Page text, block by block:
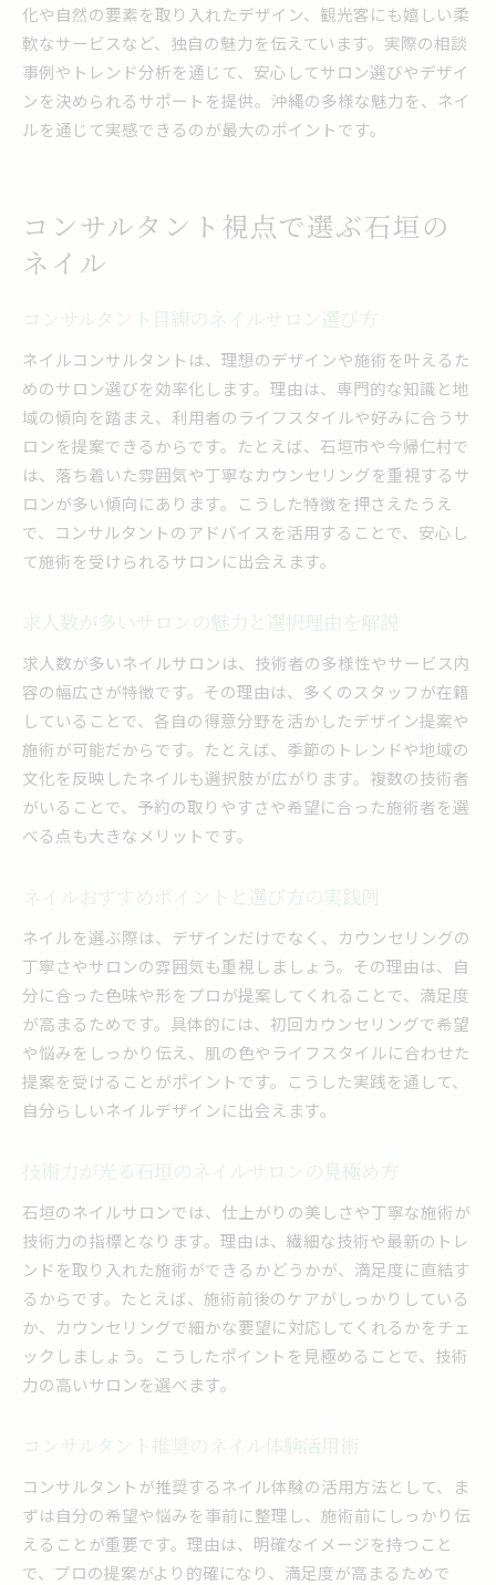
化や自然の要素を取り入れたデザイン、観光客にも嬉しい柔
軟なサービスなど、独自の魅力を伝えています。実際の相談
事例やトレンド分析を通じて、安心してサロン選びやデザイ
ンを決められるサポートを提供。沖縄の多様な魅力を、ネイ
ルを通じて実感できるのが最大のポイントです。
コンサルタント視点で選ぶ石垣の
ネイル
コンサルタント目線のネイルサロン選び方
ネイルコンサルタントは、理想のデザインや施術を叶えるた
めのサロン選びを効率化します。理由は、専門的な知識と地
域の傾向を踏まえ、利用者のライフスタイルや好みに合うサ
ロンを提案できるからです。たとえば、石垣市や今帰仁村で
は、落ち着いた雰囲気や丁寧なカウンセリングを重視するサ
ロンが多い傾向にあります。こうした特徴を押さえたうえ
で、コンサルタントのアドバイスを活用することで、安心し
て施術を受けられるサロンに出会えます。
求人数が多いサロンの魅力と選択理由を解説
求人数が多いネイルサロンは、技術者の多様性やサービス内
容の幅広さが特徴です。その理由は、多くのスタッフが在籍
していることで、各自の得意分野を活かしたデザイン提案や
施術が可能だからです。たとえば、季節のトレンドや地域の
文化を反映したネイルも選択肢が広がります。複数の技術者
がいることで、予約の取りやすさや希望に合った施術者を選
べる点も大きなメリットです。
ネイルおすすめポイントと選び方の実践例
ネイルを選ぶ際は、デザインだけでなく、カウンセリングの
丁寧さやサロンの雰囲気も重視しましょう。その理由は、自
分に合った色味や形をプロが提案してくれることで、満足度
が高まるためです。具体的には、初回カウンセリングで希望
や悩みをしっかり伝え、肌の色やライフスタイルに合わせた
提案を受けることがポイントです。こうした実践を通して、
自分らしいネイルデザインに出会えます。
技術力が光る石垣のネイルサロンの見極め方
石垣のネイルサロンでは、仕上がりの美しさや丁寧な施術が
技術力の指標となります。理由は、繊細な技術や最新のトレ
ンドを取り入れた施術ができるかどうかが、満足度に直結す
るからです。たとえば、施術前後のケアがしっかりしている
か、カウンセリングで細かな要望に対応してくれるかをチェ
ックしましょう。こうしたポイントを見極めることで、技術
力の高いサロンを選べます。
コンサルタント推奨のネイル体験活用術
コンサルタントが推奨するネイル体験の活用方法として、ま
ずは自分の希望や悩みを事前に整理し、施術前にしっかり伝
えることが重要です。理由は、明確なイメージを持つこと
で、プロの提案がより的確になり、満足度が高まるためで